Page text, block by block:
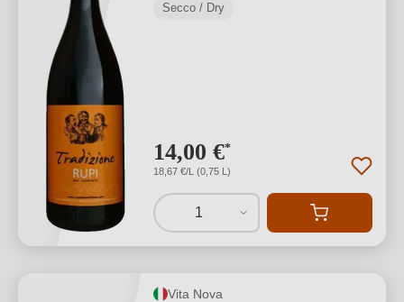
Secco / Dry
14,00 €*
18,67 €/L (0,75 L)
1
Vita Nova